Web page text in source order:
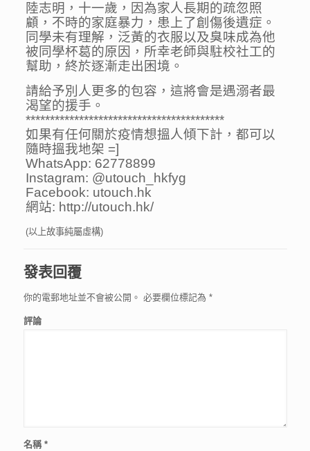
陸志明，十一歲，因為家人長期的疏忽照
顧，不時的家庭暴力，患上了創傷後遺症。
同學未有理解，泛黃的衣服以及臭味成為他
被同學杯葛的原因，所幸老師與駐校社工的
幫助，終於逐漸走出困境。
請給予別人更多的包容，這將會是遇溺者最
渴望的援手。
*****************************************
如果有任何關於疫情想搵人傾下計，都可以
隨時搵我地架 =]
WhatsApp: 62778899
Instagram: @utouch_hkfyg
Facebook: utouch.hk
網站: http://utouch.hk/
(以上故事純屬虛構)
發表回覆
你的電郵地址並不會被公開。 必要欄位標記為 *
評論
名稱 *